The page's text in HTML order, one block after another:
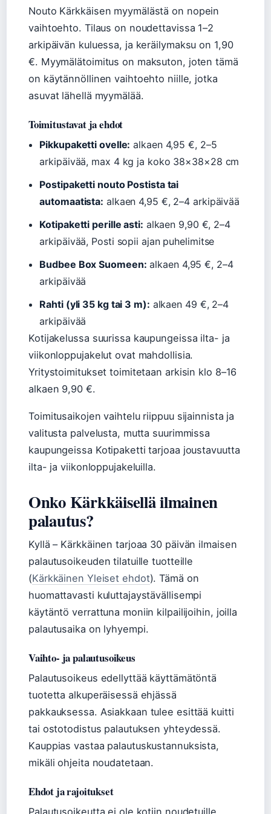
Nouto Kärkkäisen myymälästä on nopein
vaihtoehto. Tilaus on noudettavissa 1–2
arkipäivän kuluessa, ja keräilymaksu on 1,90
€. Myymälätoimitus on maksuton, joten tämä
on käytännöllinen vaihtoehto niille, jotka
asuvat lähellä myymälää.
Toimitustavat ja ehdot
Pikkupaketti ovelle: alkaen 4,95 €, 2–5
arkipäivää, max 4 kg ja koko 38×38×28 cm
Postipaketti nouto Postista tai
automaatista: alkaen 4,95 €, 2–4 arkipäivää
Kotipaketti perille asti: alkaen 9,90 €, 2–4
arkipäivää, Posti sopii ajan puhelimitse
Budbee Box Suomeen: alkaen 4,95 €, 2–4
arkipäivää
Rahti (yli 35 kg tai 3 m): alkaen 49 €, 2–4
arkipäivää
Kotijakelussa suurissa kaupungeissa ilta- ja
viikonloppujakelut ovat mahdollisia.
Yritystoimitukset toimitetaan arkisin klo 8–16
alkaen 9,90 €.
Toimitusaikojen vaihtelu riippuu sijainnista ja
valitusta palvelusta, mutta suurimmissa
kaupungeissa Kotipaketti tarjoaa joustavuutta
ilta- ja viikonloppujakeluilla.
Onko Kärkkäisellä ilmainen
palautus?
Kyllä – Kärkkäinen tarjoaa 30 päivän ilmaisen
palautusoikeuden tilatuille tuotteille
(Kärkkäinen Yleiset ehdot). Tämä on
huomattavasti kuluttajaystävällisempi
käytäntö verrattuna moniin kilpailijoihin, joilla
palautusaika on lyhyempi.
Vaihto- ja palautusoikeus
Palautusoikeus edellyttää käyttämätöntä
tuotetta alkuperäisessä ehjässä
pakkauksessa. Asiakkaan tulee esittää kuitti
tai ostotodistus palautuksen yhteydessä.
Kauppias vastaa palautuskustannuksista,
mikäli ohjeita noudatetaan.
Ehdot ja rajoitukset